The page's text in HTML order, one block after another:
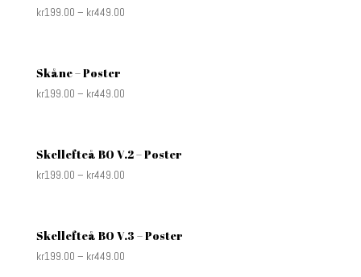
kr199.00 – kr449.00
Skåne – Poster
kr199.00 – kr449.00
Skellefteå BO V.2 – Poster
kr199.00 – kr449.00
Skellefteå BO V.3 – Poster
kr199.00 – kr449.00